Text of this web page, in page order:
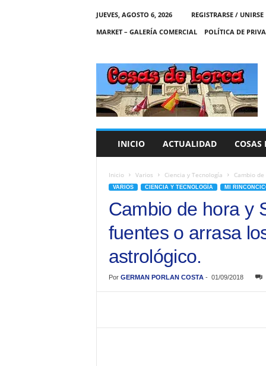
JUEVES, AGOSTO 6, 2026
REGISTRARSE / UNIRSE
MARKET – GALERÍA COMERCIAL
POLÍTICA DE
C
A
S
INICIO ACTUALIDAD COSAS
Inicio Varios Ciencia y Tecnología Cambio
VARIOS CIENCIA Y TECNOLOGÍA MI
Cambio de hora y
fuentes o arrasa
astrológico.
Por GERMAN PORLAN COSTA- 01/09/2018